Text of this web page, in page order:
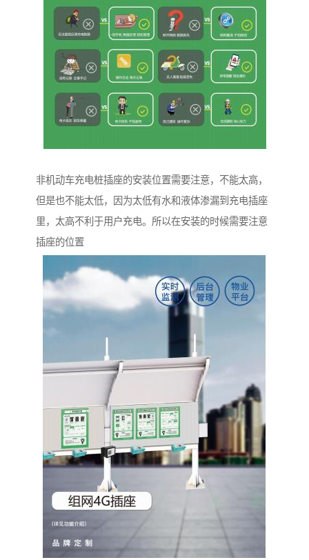
非机动车充电桩插座的安装位置需要注意，不能太高，
但是也不能太低，因为太低有水和液体渗漏到充电插座
里，太高不利于用户充电。所以在安装的时候需要注意
插座的位置